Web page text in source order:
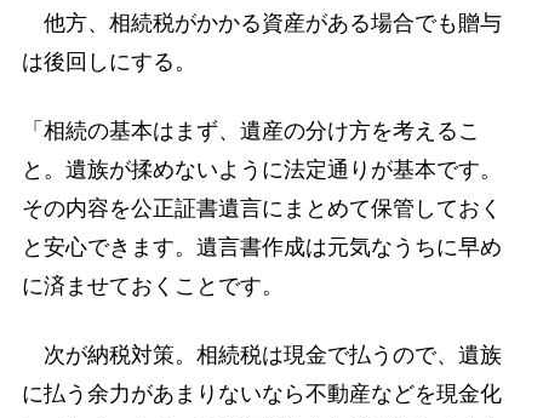
他方、相続税がかかる資産がある場合でも贈与
は後回しにする。
「相続の基本はまず、遺産の分け方を考えるこ
と。遺族が揉めないように法定通りが基本です。
その内容を公正証書遺言にまとめて保管しておく
と安心できます。遺言書作成は元気なうちに早め
に済ませておくことです。
次が納税対策。相続税は現金で払うので、遺族
に払う余力があまりないなら不動産などを現金化